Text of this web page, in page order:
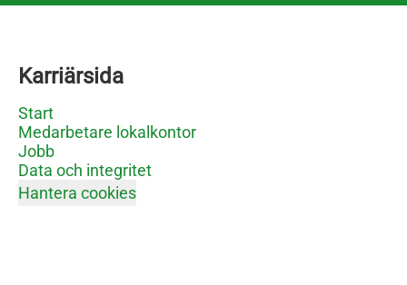
Karriärsida
Start
Medarbetare lokalkontor
Jobb
Data och integritet
Hantera cookies